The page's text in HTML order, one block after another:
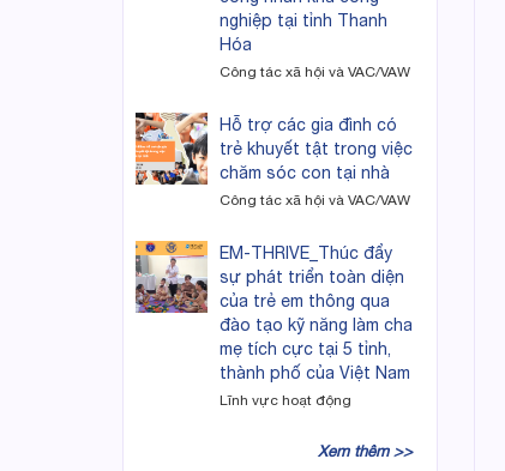
nghiệp tại tỉnh Thanh
Hóa
Công tác xã hội và VAC/VAW
Hỗ trợ các gia đình có
trẻ khuyết tật trong việc
chăm sóc con tại nhà
Công tác xã hội và VAC/VAW
EM-THRIVE_Thúc đẩy
sự phát triển toàn diện
của trẻ em thông qua
đào tạo kỹ năng làm cha
mẹ tích cực tại 5 tỉnh,
thành phố của Việt Nam
Lĩnh vực hoạt động
Xem thêm >>